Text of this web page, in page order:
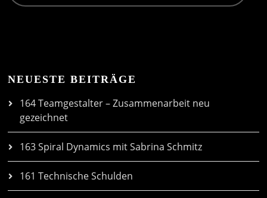
NEUESTE BEITRÄGE
164 Teamgestalter – Zusammenarbeit neu
gezeichnet
163 Spiral Dynamics mit Sabrina Schmitz
161 Technische Schulden